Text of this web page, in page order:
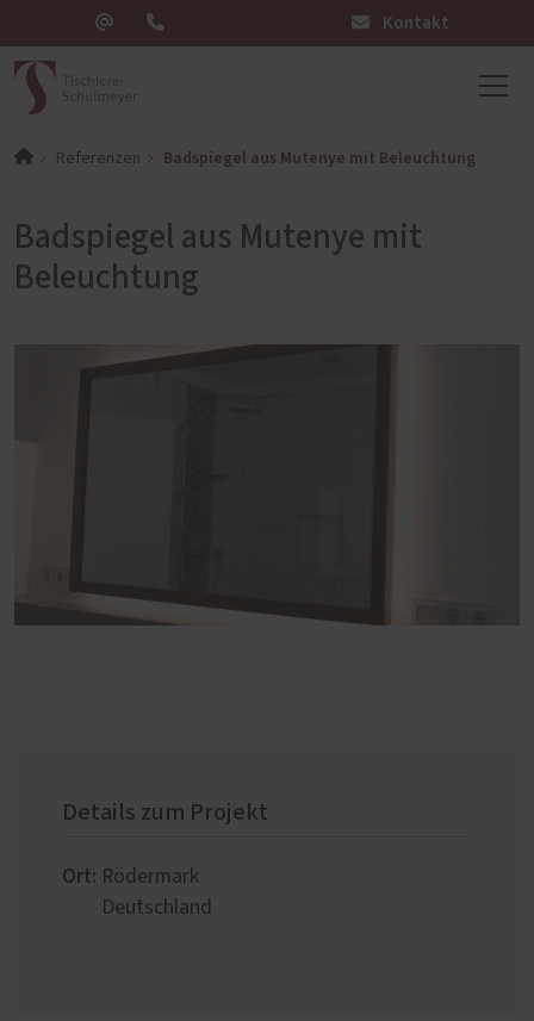
Kontakt
Referenzen Badspiegel aus Mutenye mit Beleuchtung
Badspiegel aus Mutenye mit
Beleuchtung
Details zum Projekt
Ort: Rödermark
Deutschland